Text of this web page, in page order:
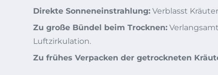
Direkte Sonneneinstrahlung: Verblasst
Zu große Bündel beim Trocknen:
Luftzirkulation.
Zu frühes Verpacken der getrockneten